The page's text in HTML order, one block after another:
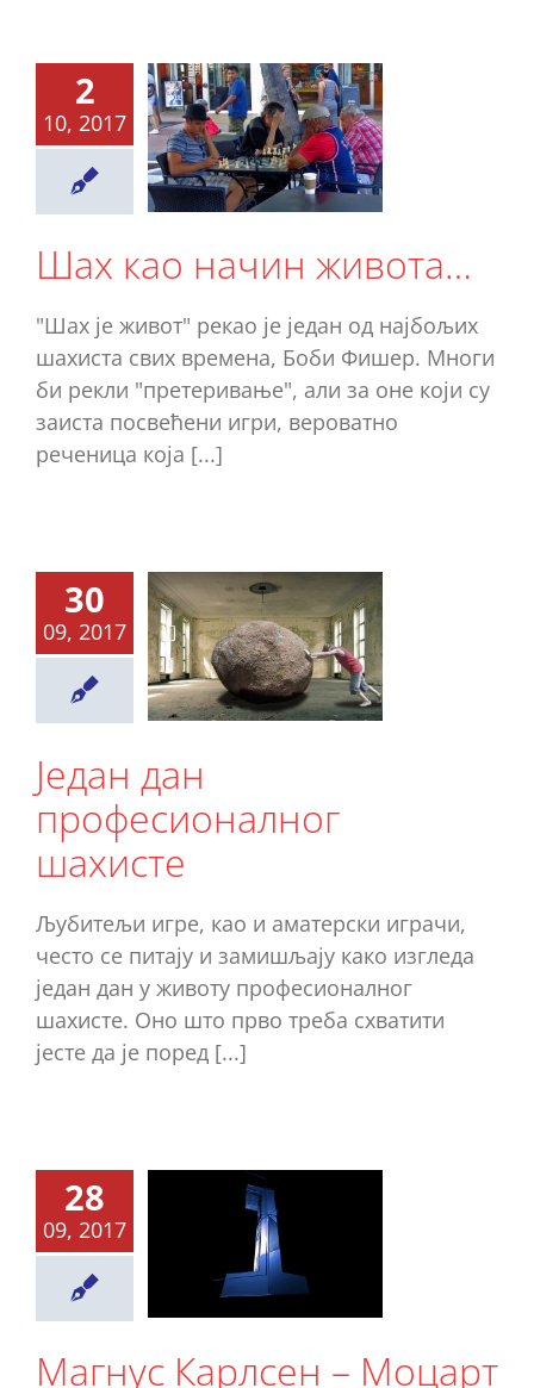
2
10, 2017
као
Шах као начин живота…
"Шах је живот" рекао је један од најбољих
шахиста свих времена, Боби Фишер. Многи
би рекли "претеривање", али за оне који су
заиста посвећени игри, вероватно
реченица која [...]
30
09, 2017
дан
Један дан
професионалног
шахисте
Љубитељи игре, као и аматерски играчи,
често се питају и замишљају како изгледа
један дан у животу професионалног
шахисте. Оно што прво треба схватити
јесте да је поред [...]
28
09, 2017
–
НовоМагнус Карлсен – Моцарт